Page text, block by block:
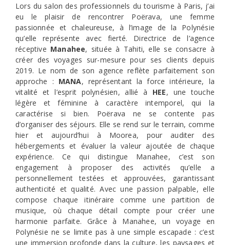
Lors du salon des professionnels du tourisme à Paris, j’ai
eu le plaisir de rencontrer Poërava, une femme
passionnée et chaleureuse, à l’image de la Polynésie
qu’elle représente avec fierté. Directrice de l’agence
réceptive Manahee, située à Tahiti, elle se consacre à
créer des voyages sur-mesure pour ses clients depuis
2019. Le nom de son agence reflète parfaitement son
approche : MANA, représentant la force intérieure, la
vitalité et l’esprit polynésien, allié à HEE, une touche
légère et féminine à caractère intemporel, qui la
caractérise si bien. Poërava ne se contente pas
d’organiser des séjours. Elle se rend sur le terrain, comme
hier et aujourd’hui à Moorea, pour auditer des
hébergements et évaluer la valeur ajoutée de chaque
expérience. Ce qui distingue Manahee, c’est son
engagement à proposer des activités qu’elle a
personnellement testées et approuvées, garantissant
authenticité et qualité. Avec une passion palpable, elle
compose chaque itinéraire comme une partition de
musique, où chaque détail compte pour créer une
harmonie parfaite. Grâce à Manahee, un voyage en
Polynésie ne se limite pas à une simple escapade : c’est
une immersion profonde dans la culture, les paysages et